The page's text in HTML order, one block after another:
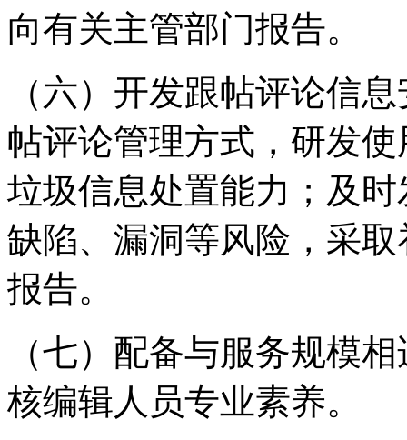
向有关主管部门报告。
（六）开发跟帖评论信
帖评论管理方式，研发
垃圾信息处置能力；及
缺陷、漏洞等风险，采
报告。
（七）配备与服务规模
核编辑人员专业素养。